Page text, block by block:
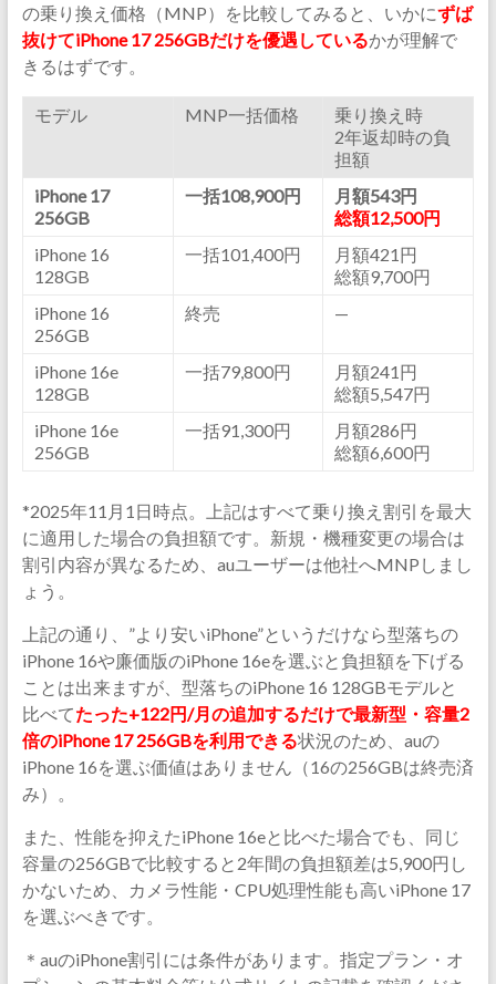
の乗り換え価格（MNP）を比較してみると、いかにずば
抜けてiPhone 17 256GBだけを優遇しているかが理解で
きるはずです。
モデル MNP一括価格
乗り換え時
2年返却時の負
担額
iPhone 17
256GB
一括108,900円
月額543円
総額12,500円
iPhone 16
128GB
一括101,400円
月額421円
総額9,700円
iPhone 16
256GB
終売 —
iPhone 16e
128GB
一括79,800円
月額241円
総額5,547円
iPhone 16e
256GB
一括91,300円
月額286円
総額6,600円
*2025年11月1日時点。上記はすべて乗り換え割引を最大
に適用した場合の負担額です。新規・機種変更の場合は
割引内容が異なるため、auユーザーは他社へMNPしまし
ょう。
上記の通り、”より安いiPhone”というだけなら型落ちの
iPhone 16や廉価版のiPhone 16eを選ぶと負担額を下げる
ことは出来ますが、型落ちのiPhone 16 128GBモデルと
比べてたった+122円/月の追加するだけで最新型・容量2
倍のiPhone 17 256GBを利用できる状況のため、auの
iPhone 16を選ぶ価値はありません（16の256GBは終売済
み）。
また、性能を抑えたiPhone 16eと比べた場合でも、同じ
容量の256GBで比較すると2年間の負担額差は5,900円し
かないため、カメラ性能・CPU処理性能も高いiPhone 17
を選ぶべきです。
＊auのiPhone割引には条件があります。指定プラン・オ